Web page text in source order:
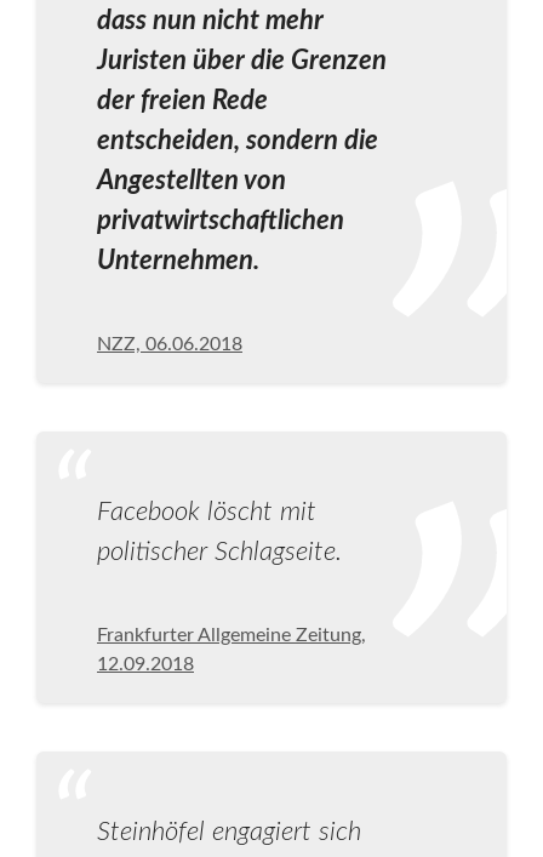
dass nun nicht mehr
Juristen über die Grenzen
der freien Rede
entscheiden, sondern die
Angestellten von
privatwirtschaftlichen
Unternehmen.
NZZ, 06.06.2018
Facebook löscht mit
politischer Schlagseite.
Frankfurter Allgemeine Zeitung,
12.09.2018
Steinhöfel engagiert sich